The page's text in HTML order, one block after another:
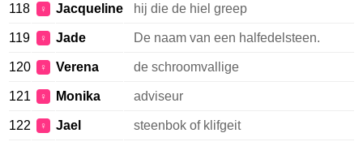
118 ♀ Jacqueline hij die de hiel greep
119 ♀ Jade De naam van een halfedelsteen.
120 ♀ Verena de schroomvallige
121 ♀ Monika adviseur
122 ♀ Jael steenbok of klifgeit